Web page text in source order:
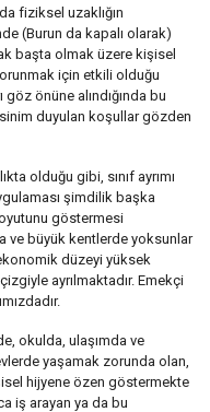
fiziksel uzaklığın
(Burun da kapalı olarak)
başta olmak üzere kişisel
için etkili olduğu
önüne alındığında bu
duyulan koşullar gözden
olduğu gibi, sınıf ayrımı
şimdilik başka
göstermesi
ve büyük kentlerde yoksunlar
düzeyi yüksek
ayrılmaktadır. Emekçi
okulda, ulaşımda ve
yaşamak zorunda olan,
hijyene özen göstermekte
iş arayan ya da bu